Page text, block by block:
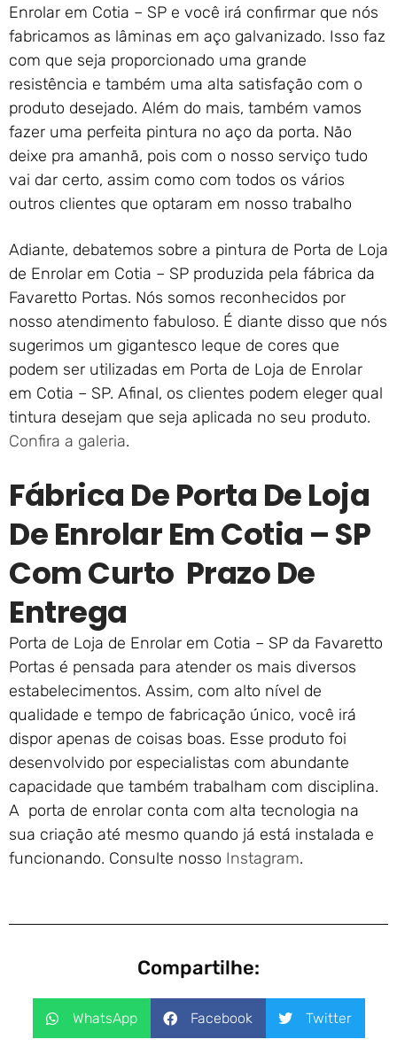
Enrolar em Cotia – SP e você irá confirmar que nós
fabricamos as lâminas em aço galvanizado. Isso faz
com que seja proporcionado uma grande
resistência e também uma alta satisfação com o
produto desejado. Além do mais, também vamos
fazer uma perfeita pintura no aço da porta. Não
deixe pra amanhã, pois com o nosso serviço tudo
vai dar certo, assim como com todos os vários
outros clientes que optaram em nosso trabalho
Adiante, debatemos sobre a pintura de Porta de Loja
de Enrolar em Cotia – SP produzida pela fábrica da
Favaretto Portas. Nós somos reconhecidos por
nosso atendimento fabuloso. É diante disso que nós
sugerimos um gigantesco leque de cores que
podem ser utilizadas em Porta de Loja de Enrolar
em Cotia – SP. Afinal, os clientes podem eleger qual
tintura desejam que seja aplicada no seu produto.
Confira a galeria.
Fábrica De Porta De Loja
De Enrolar Em Cotia – SP
Com Curto Prazo De
Entrega
Porta de Loja de Enrolar em Cotia – SP da Favaretto
Portas é pensada para atender os mais diversos
estabelecimentos. Assim, com alto nível de
qualidade e tempo de fabricação único, você irá
dispor apenas de coisas boas. Esse produto foi
desenvolvido por especialistas com abundante
capacidade que também trabalham com disciplina.
A porta de enrolar conta com alta tecnologia na
sua criação até mesmo quando já está instalada e
funcionando. Consulte nosso Instagram.
Compartilhe:
WhatsApp Facebook Twitter